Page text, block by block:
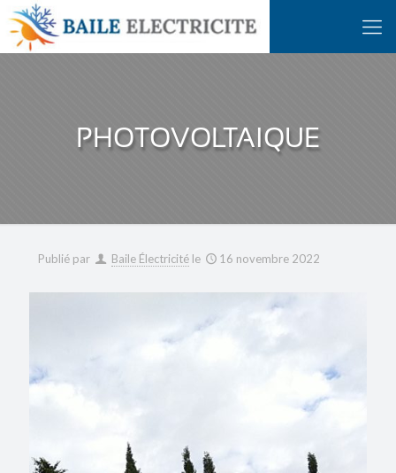
PHOTOVOLTAIQUE
Publié par Baile Électricité le 16 novembre 2022